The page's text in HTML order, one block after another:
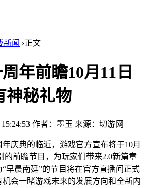
新闻 ›正文
年前瞻10月11日
神秘礼物
作者：墨玉 来源：切游网
庆典的临近，游戏官方宣布将于10月
的前瞻节目，为玩家们带来2.0新篇章
早晨南廷”的节目将在官方直播间正式
会一睹游戏未来的发展方向和全新内